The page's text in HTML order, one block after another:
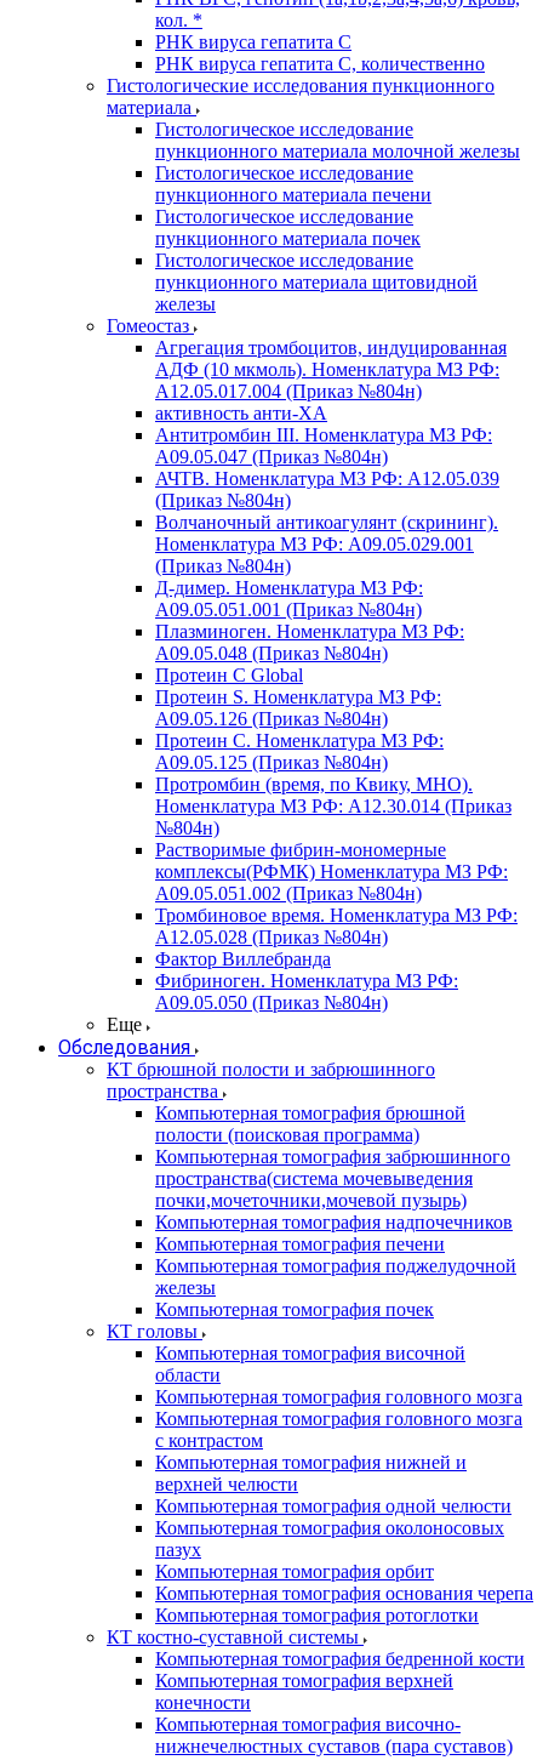
кол. *
РНК вируса гепатита C
РНК вируса гепатита C, количественно
Гистологические исследования пункционного
материала
Гистологическое исследование
пункционного материала молочной железы
Гистологическое исследование
пункционного материала печени
Гистологическое исследование
пункционного материала почек
Гистологическое исследование
пункционного материала щитовидной
железы
Гомеостаз
Агрегация тромбоцитов, индуцированная
АДФ (10 мкмоль). Номенклатура МЗ РФ:
A12.05.017.004 (Приказ №804н)
активность анти-ХА
Антитромбин III. Номенклатура МЗ РФ:
A09.05.047 (Приказ №804н)
АЧТВ. Номенклатура МЗ РФ: A12.05.039
(Приказ №804н)
Волчаночный антикоагулянт (скрининг).
Номенклатура МЗ РФ: A09.05.029.001
(Приказ №804н)
Д-димер. Номенклатура МЗ РФ:
A09.05.051.001 (Приказ №804н)
Плазминоген. Номенклатура МЗ РФ:
A09.05.048 (Приказ №804н)
Протеин C Global
Протеин S. Номенклатура МЗ РФ:
A09.05.126 (Приказ №804н)
Протеин С. Номенклатура МЗ РФ:
A09.05.125 (Приказ №804н)
Протромбин (время, по Квику, МНО).
Номенклатура МЗ РФ: A12.30.014 (Приказ
№804н)
Растворимые фибрин-мономерные
комплексы(РФМК) Номенклатура МЗ РФ:
A09.05.051.002 (Приказ №804н)
Тромбиновое время. Номенклатура МЗ РФ:
A12.05.028 (Приказ №804н)
Фактор Виллебранда
Фибриноген. Номенклатура МЗ РФ:
A09.05.050 (Приказ №804н)
Еще
Обследования
КТ брюшной полости и забрюшинного
пространства
Компьютерная томография брюшной
полости (поисковая программа)
Компьютерная томография забрюшинного
пространства(система мочевыведения
почки,мочеточники,мочевой пузырь)
Компьютерная томография надпочечников
Компьютерная томография печени
Компьютерная томография поджелудочной
железы
Компьютерная томография почек
КТ головы
Компьютерная томография височной
области
Компьютерная томография головного мозга
Компьютерная томография головного мозга
с контрастом
Компьютерная томография нижней и
верхней челюсти
Компьютерная томография одной челюсти
Компьютерная томография околоносовых
пазух
Компьютерная томография орбит
Компьютерная томография основания черепа
Компьютерная томография ротоглотки
КТ костно-суставной системы
Компьютерная томография бедренной кости
Компьютерная томография верхней
конечности
Компьютерная томография височно-
нижнечелюстных суставов (пара суставов)